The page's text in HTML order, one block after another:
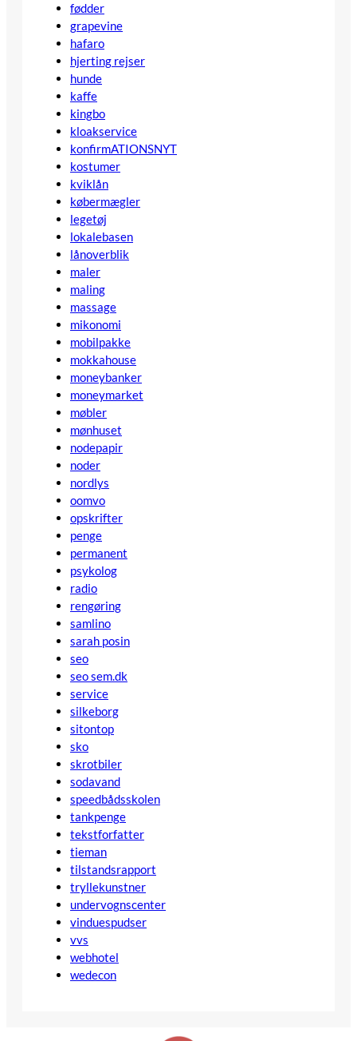
fødder
grapevine
hafaro
hjerting rejser
hunde
kaffe
kingbo
kloakservice
konfirmATIONSNYT
kostumer
kviklån
købermægler
legetøj
lokalebasen
lånoverblik
maler
maling
massage
mikonomi
mobilpakke
mokkahouse
moneybanker
moneymarket
møbler
mønhuset
nodepapir
noder
nordlys
oomvo
opskrifter
penge
permanent
psykolog
radio
rengøring
samlino
sarah posin
seo
seo sem.dk
service
silkeborg
sitontop
sko
skrotbiler
sodavand
speedbådsskolen
tankpenge
tekstforfatter
tieman
tilstandsrapport
tryllekunstner
undervognscenter
vinduespudser
vvs
webhotel
wedecon